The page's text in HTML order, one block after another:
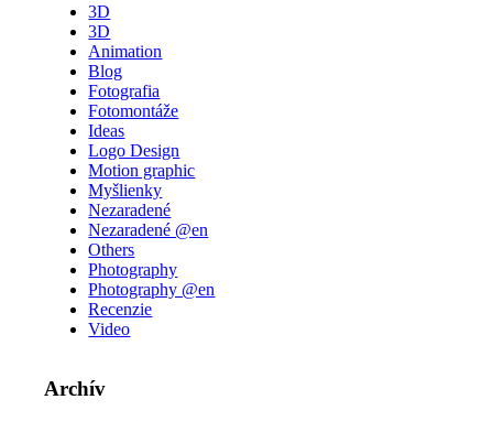
3D
3D
Animation
Blog
Fotografia
Fotomontáže
Ideas
Logo Design
Motion graphic
Myšlienky
Nezaradené
Nezaradené @en
Others
Photography
Photography @en
Recenzie
Video
Archív